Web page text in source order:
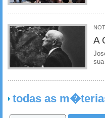
A
todas as